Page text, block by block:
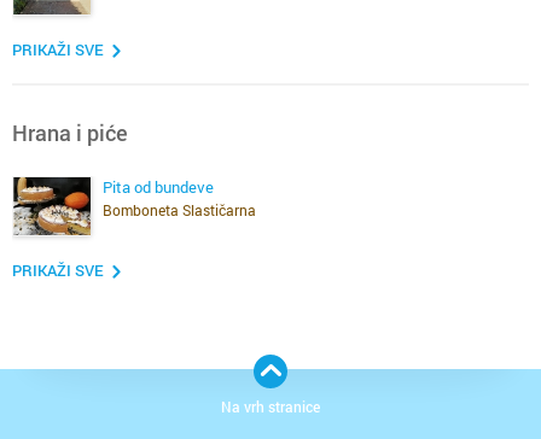
PRIKAŽI SVE
Hrana i piće
Pita od bundeve
Bomboneta Slastičarna
PRIKAŽI SVE
Na vrh stranice